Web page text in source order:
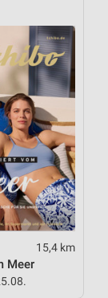
15,4 km
Meer